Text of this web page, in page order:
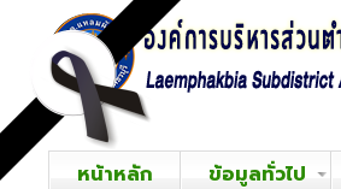
หน้าหลัก ข้อมูลทั่วไป